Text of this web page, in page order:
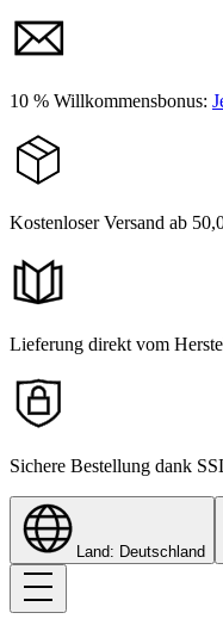
10 % Willkommensbonus:
Kostenloser Versand ab
Lieferung direkt vom
Sichere Bestellung dank
Land: Deutschland